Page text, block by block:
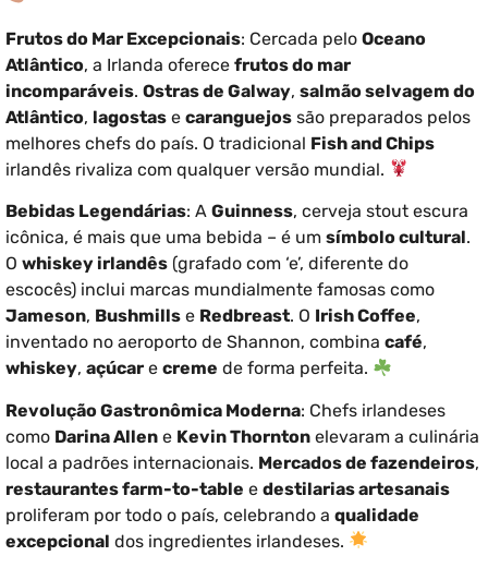
Frutos do Mar Excepcionais: Cercada pelo Oceano
Atlântico, a Irlanda oferece frutos do mar
incomparáveis. Ostras de Galway, salmão selvagem do
Atlântico, lagostas e caranguejos são preparados pelos
melhores chefs do país. O tradicional Fish and Chips
irlandês rivaliza com qualquer versão mundial.
Bebidas Legendárias: A Guinness, cerveja stout escura
icônica, é mais que uma bebida – é um símbolo cultural.
O whiskey irlandês (grafado com ‘e’, diferente do
escocês) inclui marcas mundialmente famosas como
Jameson, Bushmills e Redbreast. O Irish Coffee,
inventado no aeroporto de Shannon, combina café,
whiskey, açúcar e creme de forma perfeita.
Revolução Gastronômica Moderna: Chefs irlandeses
como Darina Allen e Kevin Thornton elevaram a culinária
local a padrões internacionais. Mercados de fazendeiros,
restaurantes farm-to-table e destilarias artesanais
proliferam por todo o país, celebrando a qualidade
excepcional dos ingredientes irlandeses.